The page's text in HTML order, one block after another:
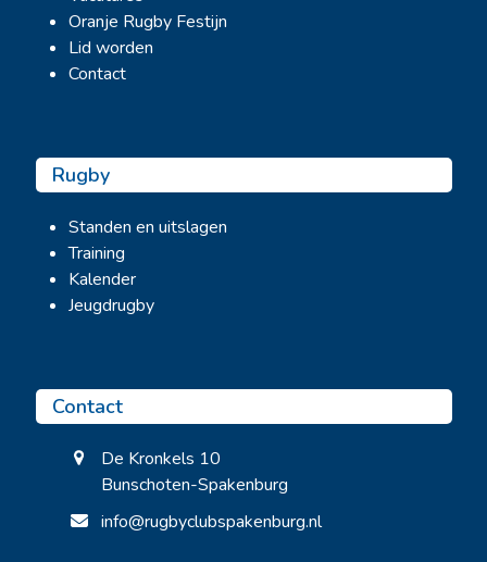
Oranje Rugby Festijn
Lid worden
Contact
Rugby
Standen en uitslagen
Training
Kalender
Jeugdrugby
Contact
De Kronkels 10
Bunschoten-Spakenburg
info@rugbyclubspakenburg.nl